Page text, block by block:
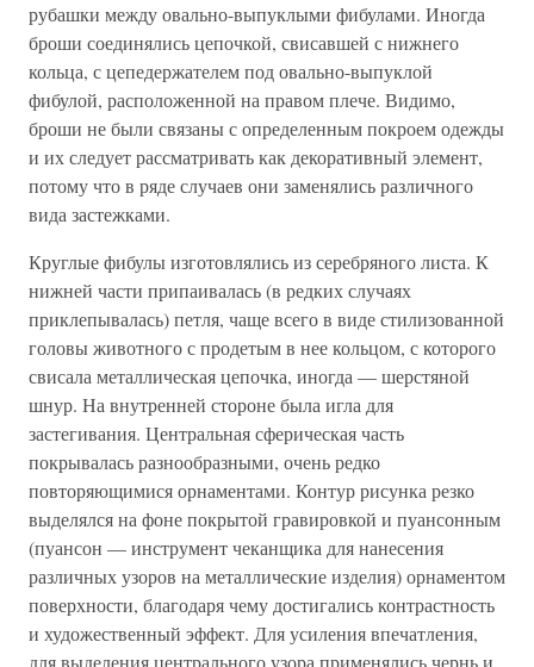
рубашки между овально-выпуклыми фибулами. Иногда
броши соединялись цепочкой, свисавшей с нижнего
кольца, с цепедержателем под овально-выпуклой
фибулой, расположенной на правом плече. Видимо,
броши не были связаны с определенным покроем одежды
и их следует рассматривать как декоративный элемент,
потому что в ряде случаев они заменялись различного
вида застежками.
Круглые фибулы изготовлялись из серебряного листа. К
нижней части припаивалась (в редких случаях
приклепывалась) петля, чаще всего в виде стилизованной
головы животного с продетым в нее кольцом, с которого
свисала металлическая цепочка, иногда — шерстяной
шнур. На внутренней стороне была игла для
застегивания. Центральная сферическая часть
покрывалась разнообразными, очень редко
повторяющимися орнаментами. Контур рисунка резко
выделялся на фоне покрытой гравировкой и пуансонным
(пуансон — инструмент чеканщика для нанесения
различных узоров на металлические изделия) орнаментом
поверхности, благодаря чему достигались контрастность
и художественный эффект. Для усиления впечатления,
для выделения центрального узора применялись чернь и